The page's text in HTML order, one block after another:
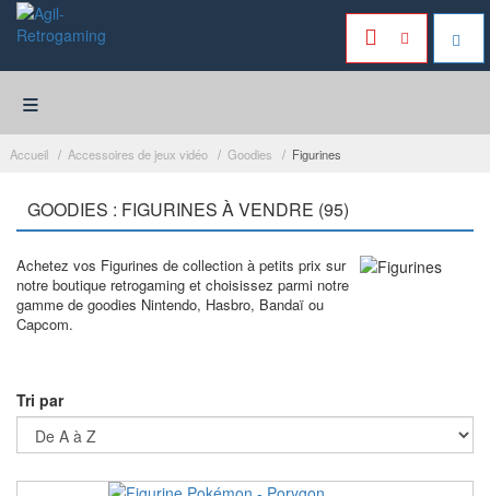
≡
Accueil Accessoires de jeux vidéo Goodies Figurines
GOODIES : FIGURINES À VENDRE (95)
Achetez vos Figurines de collection à petits prix sur
notre boutique retrogaming et choisissez parmi notre
gamme de goodies Nintendo, Hasbro, Bandaï ou
Capcom.
Tri par